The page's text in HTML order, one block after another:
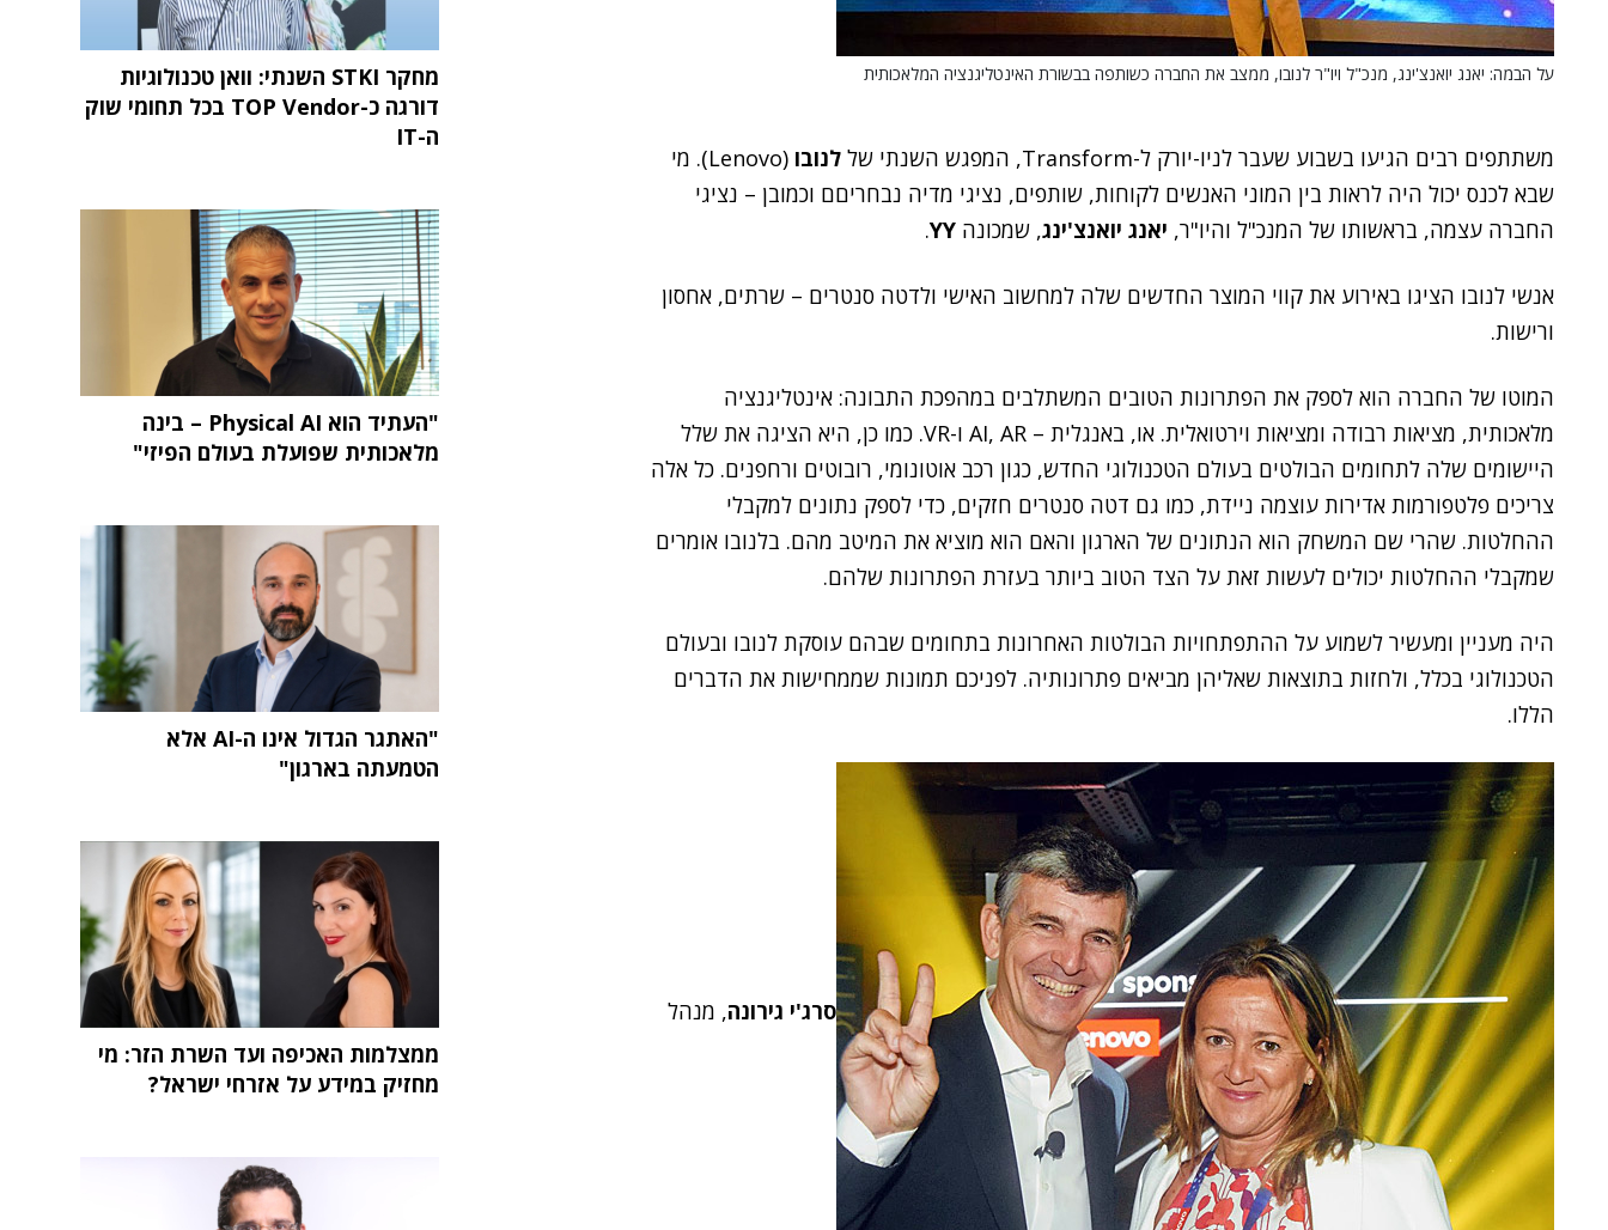
על הבמה: יאנג יואנצ'ינג, מנכ"ל ויו"ר לנובו, ממצב את החברה כשותפה בבשורת האינטליגנציה המלאכותית
משתתפים רבים הגיעו בשבוע שעבר לניו-יורק ל-Transform, המפגש השנתי של לנובו
(Lenovo). מי
שבא לכנס יכול היה לראות בין המוני האנשים לקוחות, שותפים, נציגי מדיה נבחריםם וכמובן – נציגי
החברה עצמה, בראשותו של המנכ"ל והיו"ר, יאנג יואנצ'ינג, שמכונה YY
.
אנשי לנובו הציגו באירוע את קווי המוצר החדשים שלה למחשוב האישי ולדטה סנטרים – שרתים, אחסון
ורישות.
המוטו של החברה הוא לספק את הפתרונות הטובים המשתלבים במהפכת התבונה: אינטליגנציה
מלאכותית, מציאות רבודה ומציאות וירטואלית. או, באנגלית – AI, AR ו-VR. כמו כן, היא הציגה את שלל
היישומים שלה לתחומים הבולטים בעולם הטכנולוגי החדש, כגון רכב אוטונומי, רובוטים ורחפנים. כל אלה
צריכים פלטפורמות אדירות עוצמה ניידת, כמו גם דטה סנטרים חזקים, כדי לספק נתונים למקבלי
ההחלטות. שהרי שם המשחק הוא הנתונים של הארגון והאם הוא מוציא את המיטב מהם. בלנובו אומרים
שמקבלי ההחלטות יכולים לעשות זאת על הצד הטוב ביותר בעזרת הפתרונות שלהם.
היה מעניין ומעשיר לשמוע על ההתפתחויות הבולטות האחרונות בתחומים שבהם עוסקת לנובו ובעולם
הטכנולוגי בכלל, ולחזות בתוצאות שאליהן מביאים פתרונותיה. לפניכם תמונות שממחישות את הדברים
הללו.
סרג'י גירונה, מנהל
מחקר STKI השנתי: וואן טכנולוגיות
דורגה כ-TOP Vendor בכל תחומי שוק
ה-IT
"העתיד הוא Physical AI – בינה
מלאכותית שפועלת בעולם הפיזי"
"האתגר הגדול אינו ה-AI אלא
הטמעתה בארגון"
ממצלמות האכיפה ועד השרת הזר: מי
מחזיק במידע על אזרחי ישראל?